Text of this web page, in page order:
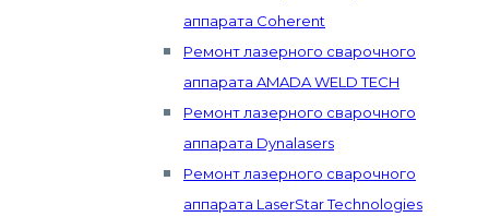
аппарата Coherent
Ремонт лазерного сварочного
аппарата AMADA WELD TECH
Ремонт лазерного сварочного
аппарата Dynalasers
Ремонт лазерного сварочного
аппарата LaserStar Technologies